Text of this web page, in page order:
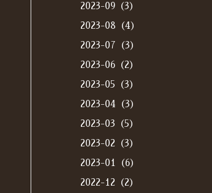
2023-09（3）
2023-08（4）
2023-07（3）
2023-06（2）
2023-05（3）
2023-04（3）
2023-03（5）
2023-02（3）
2023-01（6）
2022-12（2）